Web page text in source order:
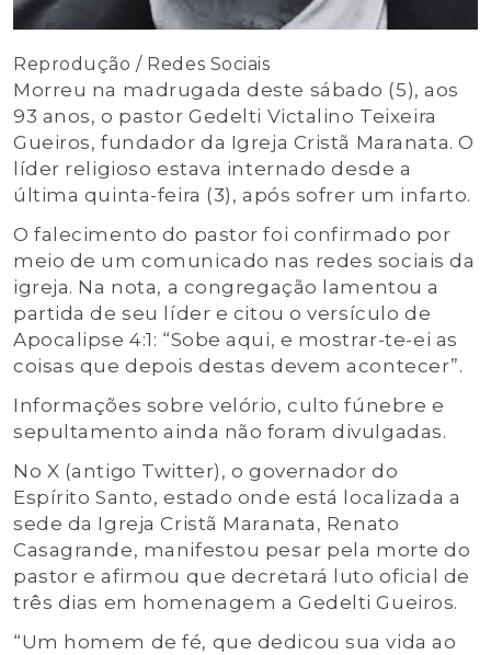
Reprodução / Redes Sociais
Morreu na madrugada deste sábado (5), aos
93 anos, o pastor Gedelti Victalino Teixeira
Gueiros, fundador da Igreja Cristã Maranata. O
líder religioso estava internado desde a
última quinta-feira (3), após sofrer um infarto.
O falecimento do pastor foi confirmado por
meio de um comunicado nas redes sociais da
igreja. Na nota, a congregação lamentou a
partida de seu líder e citou o versículo de
Apocalipse 4:1: “Sobe aqui, e mostrar-te-ei as
coisas que depois destas devem acontecer”.
Informações sobre velório, culto fúnebre e
sepultamento ainda não foram divulgadas.
No X (antigo Twitter), o governador do
Espírito Santo, estado onde está localizada a
sede da Igreja Cristã Maranata, Renato
Casagrande, manifestou pesar pela morte do
pastor e afirmou que decretará luto oficial de
três dias em homenagem a Gedelti Gueiros.
“Um homem de fé, que dedicou sua vida ao